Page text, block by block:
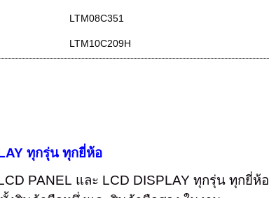
LTM08C351
LTM10C209H
ทุกรุ่น ทุกยี่ห้อ
PANEL และ LCD DISPLAY ทุกรุ่น ทุกยี่ห้อ